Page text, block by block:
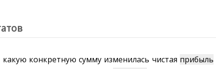
конкретную сумму изменилась чистая прибыль